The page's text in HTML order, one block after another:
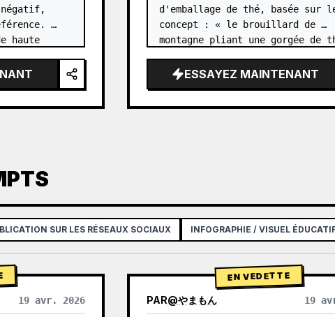
négatif,
haute
un…
d'emballage de thé, basée sur
concept : « le brouillard de
montagne pliant une gorgée de
boîte en papier ». Le produit
{argument name="product series"
ESSAYEZ MAINTENANT
SUR LES RÉSEAUX SOCIAUX INFOGRAPHIE / VISUEL
19 avr. 2026
EN VEDETTE
PAR@やまもん 19
VOIR LES RÉSULTATS D'AUTRES